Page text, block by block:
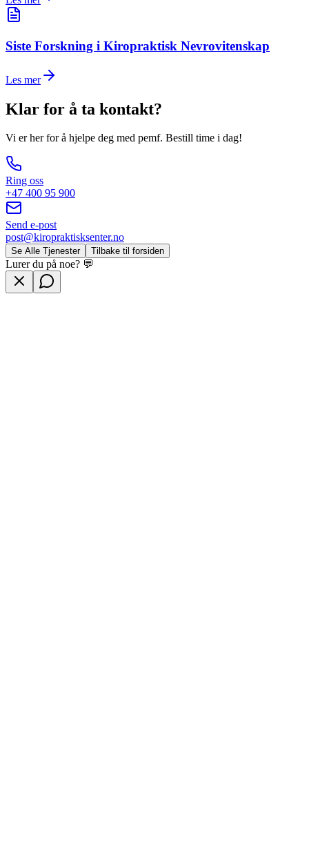
Siste Forskning i Kiropraktisk Nevrovitenskap
Les mer
Klar for å ta kontakt?
Vi er her for å hjelpe deg med pemf. Bestill time i dag!
Ring oss
+47 400 95 900
Send e-post
post@kiropraktisksenter.no
Se Alle Tjenester Tilbake til forsiden
Lurer du på noe? 💬